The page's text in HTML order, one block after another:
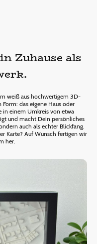
Zuhause als
weiß aus hochwertigem 3D-
das eigene Haus oder
in einem Umkreis von etwa
und macht Dein persönliches
auch als echter Blickfang.
Karte? Auf Wunsch fertigen wir
her.